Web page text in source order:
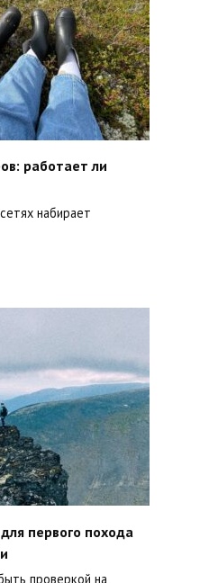
работает ли
набирает
первого похода
проверкой на